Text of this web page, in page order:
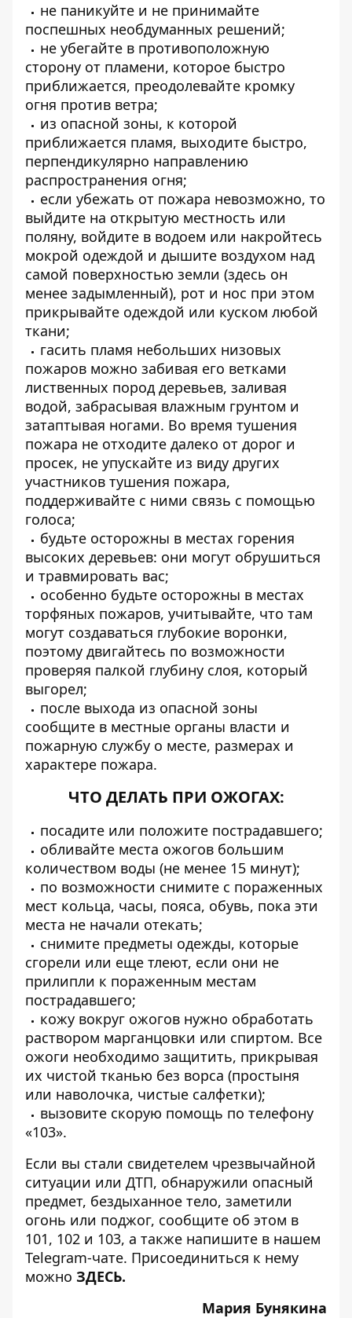
не паникуйте и не принимайте
поспешных необдуманных решений;
не убегайте в противоположную
сторону от пламени, которое быстро
приближается, преодолевайте кромку
огня против ветра;
из опасной зоны, к которой
приближается пламя, выходите быстро,
перпендикулярно направлению
распространения огня;
если убежать от пожара невозможно, то
выйдите на открытую местность или
поляну, войдите в водоем или накройтесь
мокрой одеждой и дышите воздухом над
самой поверхностью земли (здесь он
менее задымленный), рот и нос при этом
прикрывайте одеждой или куском любой
ткани;
гасить пламя небольших низовых
пожаров можно забивая его ветками
лиственных пород деревьев, заливая
водой, забрасывая влажным грунтом и
затаптывая ногами. Во время тушения
пожара не отходите далеко от дорог и
просек, не упускайте из виду других
участников тушения пожара,
поддерживайте с ними связь с помощью
голоса;
будьте осторожны в местах горения
высоких деревьев: они могут обрушиться
и травмировать вас;
особенно будьте осторожны в местах
торфяных пожаров, учитывайте, что там
могут создаваться глубокие воронки,
поэтому двигайтесь по возможности
проверяя палкой глубину слоя, который
выгорел;
после выхода из опасной зоны
сообщите в местные органы власти и
пожарную службу о месте, размерах и
характере пожара.
ЧТО ДЕЛАТЬ ПРИ ОЖОГАХ:
посадите или положите пострадавшего;
обливайте места ожогов большим
количеством воды (не менее 15 минут);
по возможности снимите с пораженных
мест кольца, часы, пояса, обувь, пока эти
места не начали отекать;
снимите предметы одежды, которые
сгорели или еще тлеют, если они не
прилипли к пораженным местам
пострадавшего;
кожу вокруг ожогов нужно обработать
раствором марганцовки или спиртом. Все
ожоги необходимо защитить, прикрывая
их чистой тканью без ворса (простыня
или наволочка, чистые салфетки);
вызовите скорую помощь по телефону
«103».
Если вы стали свидетелем чрезвычайной
ситуации или ДТП, обнаружили опасный
предмет, бездыханное тело, заметили
огонь или поджог, сообщите об этом в
101, 102 и 103, а также напишите в нашем
Telegram-чате. Присоединиться к нему
можно ЗДЕСЬ.
Мария Бунякина